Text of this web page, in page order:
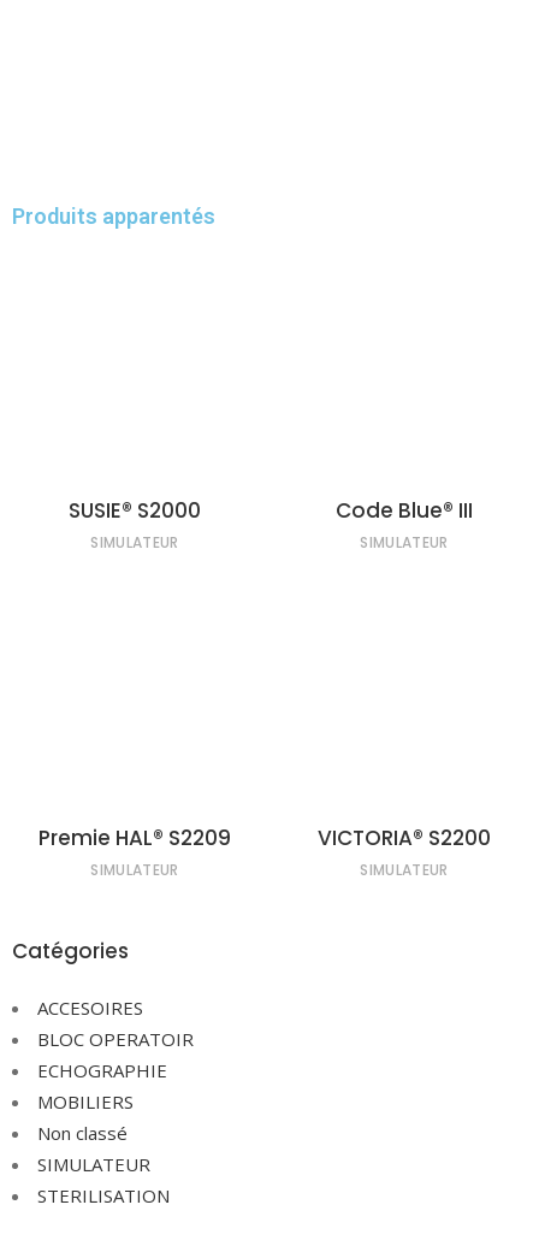
Produits apparentés
SUSIE® S2000
SIMULATEUR
Code Blue® III
SIMULATEUR
Premie HAL® S2209
SIMULATEUR
VICTORIA® S2200
SIMULATEUR
Catégories
ACCESOIRES
BLOC OPERATOIR
ECHOGRAPHIE
MOBILIERS
Non classé
SIMULATEUR
STERILISATION